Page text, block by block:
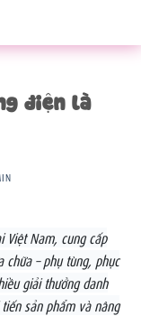
điện là
Việt Nam, cung cấp
chữa – phụ tùng, phục
giải thưởng danh
sản phẩm và nâng